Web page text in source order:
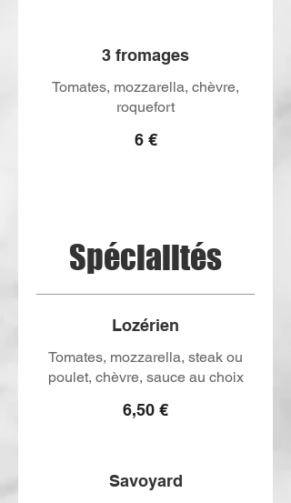
3 fromages
Tomates, mozzarella, chèvre,
roquefort
6 €
Spécialités
Lozérien
Tomates, mozzarella, steak ou
poulet, chèvre, sauce au choix
6,50 €
Savoyard